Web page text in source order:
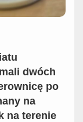
dwóch
po
na
na terenie